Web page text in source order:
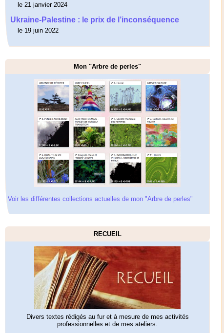
le 21 janvier 2024
Ukraine-Palestine : le prix de l’inconséquence
le 19 juin 2022
Mon "Arbre de perles"
Voir les différentes collections actuelles de mon "Arbre de perles"
RECUEIL
Divers textes rédigés au fur et à mesure de mes activités
professionnelles et de mes ateliers.